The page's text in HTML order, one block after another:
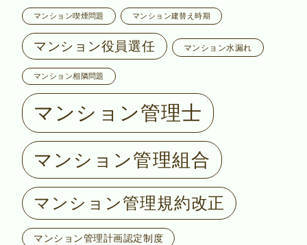
マンション喫煙問題 マンション建替え時期
マンション役員選任 マンション水漏れ
マンション相隣問題
マンション管理士
マンション管理組合
マンション管理規約改正
マンション管理計画認定制度